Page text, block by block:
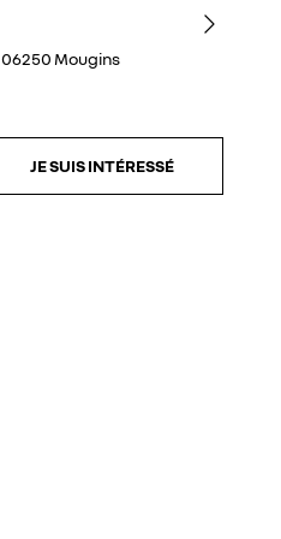
06250 Mougins
JE SUIS INTÉRESSÉ